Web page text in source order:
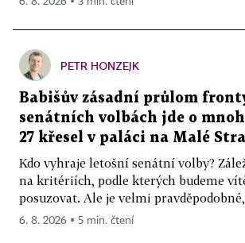
PETR HONZEJK
Babišův zásadní průlom
senátních volbách jde o
27 křesel v paláci na Malé
Kdo vyhraje letošní senátní volby?
na kritériích, podle kterých budeme
posuzovat. Ale je velmi
6. 8. 2026 ▪ 5 min. čtení